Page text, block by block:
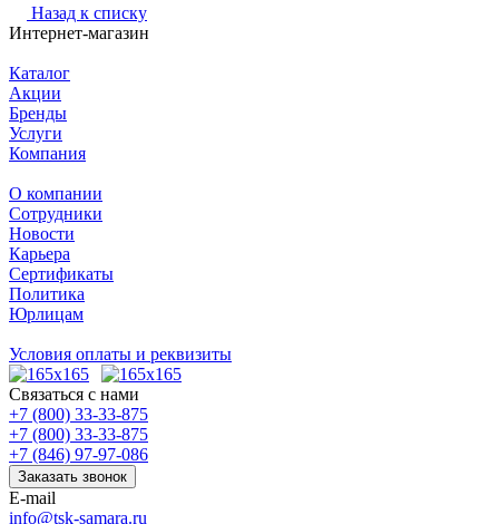
Назад к списку
Интернет-магазин
Каталог
Акции
Бренды
Услуги
Компания
О компании
Сотрудники
Новости
Карьера
Сертификаты
Политика
Юрлицам
Условия оплаты и реквизиты
Связаться с нами
+7 (800) 33-33-875
+7 (800) 33-33-875
+7 (846) 97-97-086
Заказать звонок
E-mail
info@tsk-samara.ru